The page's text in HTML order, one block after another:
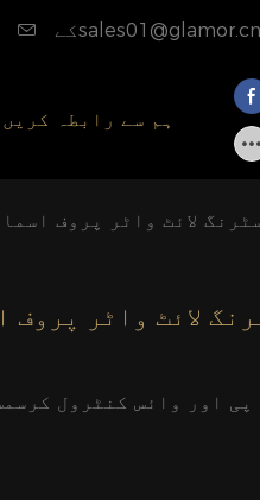
کےsales01@glamor.cn
ہم سے رابطہ
لائٹ واٹر پروف
لائٹ واٹر